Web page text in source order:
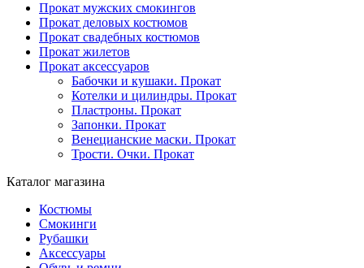
Прокат мужских смокингов
Прокат деловых костюмов
Прокат свадебных костюмов
Прокат жилетов
Прокат аксессуаров
Бабочки и кушаки. Прокат
Котелки и цилиндры. Прокат
Пластроны. Прокат
Запонки. Прокат
Венецианские маски. Прокат
Трости. Очки. Прокат
Каталог магазина
Костюмы
Смокинги
Рубашки
Аксессуары